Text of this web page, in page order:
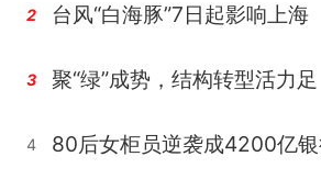
2 台风“白海豚”7日起影响上海
3 聚“绿”成势，结构转型活力足
4